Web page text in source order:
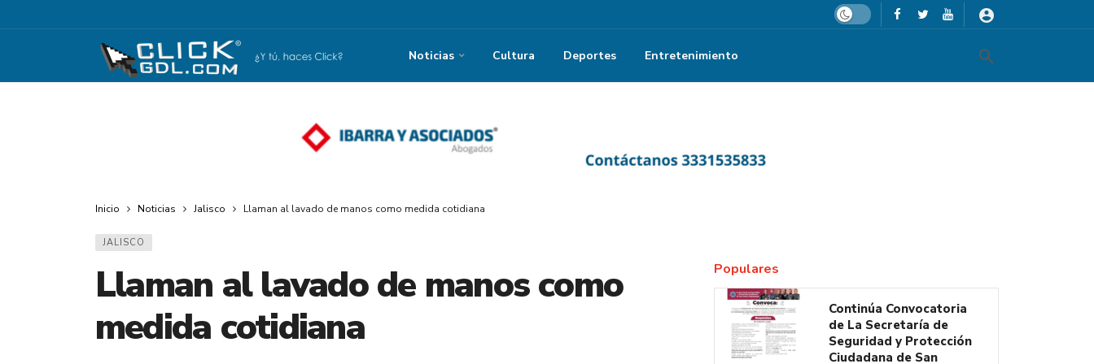
Dark mode
Noticias Cultura Deportes Entretenimiento
Inicio Noticias Jalisco Llaman al lavado de manos como medida cotidiana
JALISCO
Llaman al lavado de manos como
medida cotidiana
Populares
Continúa Convocatoria
de La Secretaría de
Seguridad y Protección
Ciudadana de San